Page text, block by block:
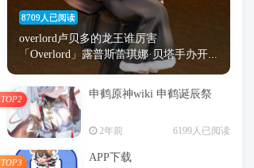
8709人已阅读
overlord卢贝多的龙王谁厉害
「Overlord」露普斯蕾琪娜·贝塔手办开...
申鹤原神wiki 申鹤诞辰祭
2年前 6199人已阅读
TOP2
APP下载
TOP3
间谍过家家 忍者 高木
进击的巨人 高岭
TOP1